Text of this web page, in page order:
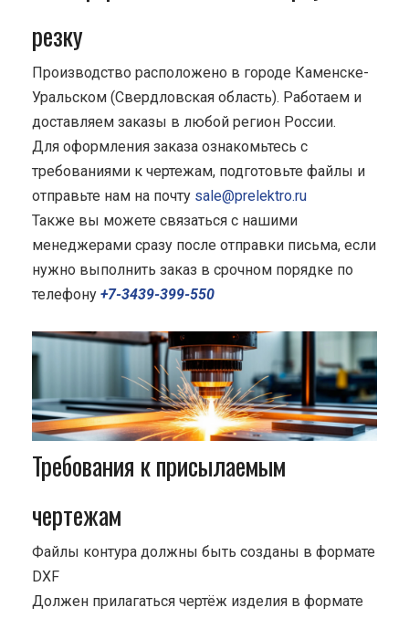
резку
Производство расположено в городе Каменске-
Уральском (Свердловская область). Работаем и
доставляем заказы в любой регион России.
Для оформления заказа ознакомьтесь с
требованиями к чертежам, подготовьте файлы и
отправьте нам на почту sale@prelektro.ru
Также вы можете связаться с нашими
менеджерами сразу после отправки письма, если
нужно выполнить заказ в срочном порядке по
телефону +7-3439-399-550
Требования к присылаемым
чертежам
Файлы контура должны быть созданы в формате
DXF
Должен прилагаться чертёж изделия в формате